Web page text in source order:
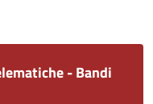
- Bandi